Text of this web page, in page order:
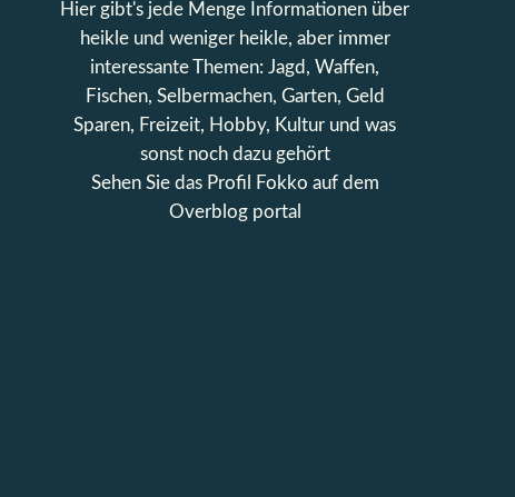
Hier gibt's jede Menge Informationen über
heikle und weniger heikle, aber immer
interessante Themen: Jagd, Waffen,
Fischen, Selbermachen, Garten, Geld
Sparen, Freizeit, Hobby, Kultur und was
sonst noch dazu gehört
Sehen Sie das Profil
Fokko auf dem
Overblog portal